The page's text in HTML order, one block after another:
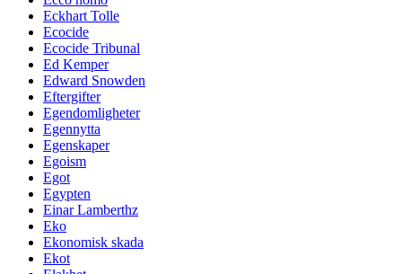
Eckhart Tolle
Ecocide
Ecocide Tribunal
Ed Kemper
Edward Snowden
Eftergifter
Egendomligheter
Egennytta
Egenskaper
Egoism
Egot
Egypten
Einar Lamberthz
Eko
Ekonomisk skada
Ekot